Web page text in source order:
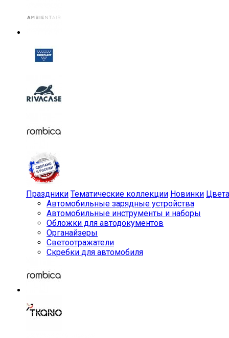
Праздники Тематические коллекции Новинки Цвета
Автомобильные зарядные устройства
Автомобильные инструменты и наборы
Обложки для автодокументов
Органайзеры
Светоотражатели
Скребки для автомобиля